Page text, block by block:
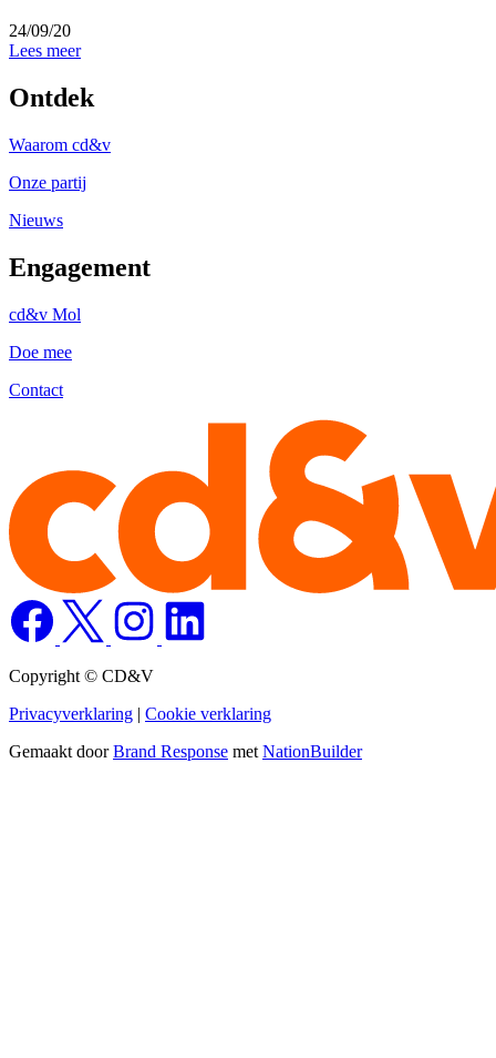
24/09/20
Lees meer
Ontdek
Waarom cd&v
Onze partij
Nieuws
Engagement
cd&v Mol
Doe mee
Contact
Copyright © CD&V
Privacyverklaring | Cookie verklaring
Gemaakt doorBrand Response met NationBuilder